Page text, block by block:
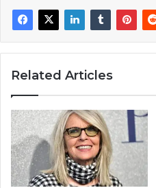
Related Articles